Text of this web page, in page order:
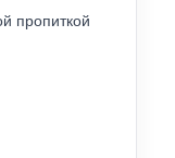
пропиткой